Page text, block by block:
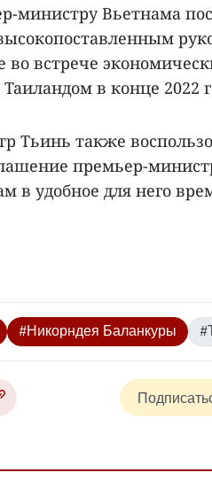
министру Вьетнама
во встрече
в конце 2022
Тьинь также
премьер-
в удобное для него
#Никорндея Баланкуры